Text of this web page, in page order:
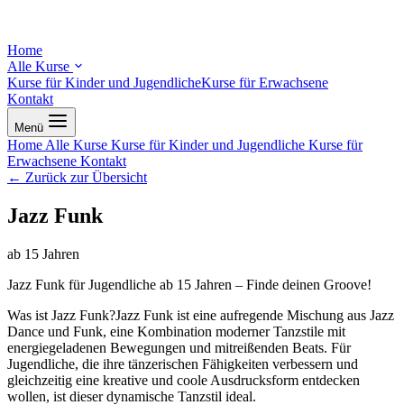
Home
Alle Kurse
Kurse für Kinder und JugendlicheKurse für Erwachsene
Kontakt
Menü
Home Alle Kurse Kurse für Kinder und Jugendliche Kurse für
Erwachsene Kontakt
← Zurück zur Übersicht
Jazz Funk
ab 15 Jahren
Jazz Funk für Jugendliche ab 15 Jahren – Finde deinen Groove!
Was ist Jazz Funk?Jazz Funk ist eine aufregende Mischung aus Jazz
Dance und Funk, eine Kombination moderner Tanzstile mit
energiegeladenen Bewegungen und mitreißenden Beats. Für
Jugendliche, die ihre tänzerischen Fähigkeiten verbessern und
gleichzeitig eine kreative und coole Ausdrucksform entdecken
wollen, ist dieser dynamische Tanzstil ideal.